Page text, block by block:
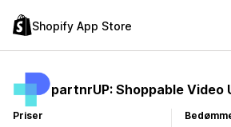
Shopify App Store
partnrUP: Shoppable Video
Priser